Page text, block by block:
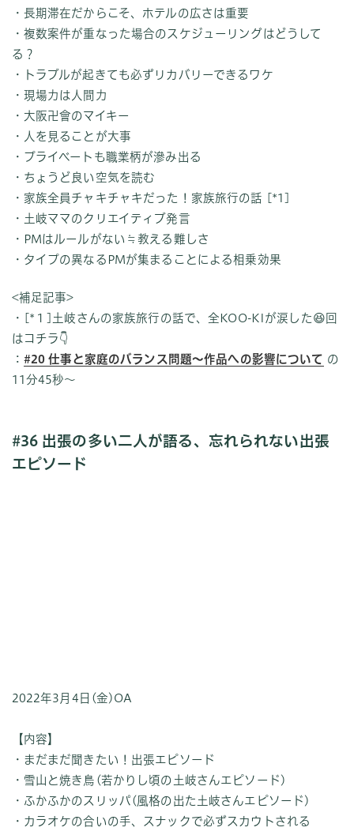
・長期滞在だからこそ、ホテルの広さは重要
・複数案件が重なった場合のスケジューリングはどうして
る？
・トラブルが起きても必ずリカバリーできるワケ
・現場力は人間力
・大阪卍會のマイキー
・人を見ることが大事
・プライベートも職業柄が滲み出る
・ちょうど良い空気を読む
・家族全員チャキチャキだった！家族旅行の話 [*1]
・土岐ママのクリエイティブ発言
・PMはルールがない≒教える難しさ
・タイプの異なるPMが集まることによる相乗効果
<補足記事>
・[*１]土岐さんの家族旅行の話で、全KOO-KIが涙した😆回
はコチラ👇
： #20 仕事と家庭のバランス問題〜作品への影響について の
11分45秒〜
#36 出張の多い二人が語る、忘れられない出張
エピソード
2022年3月4日(金)OA
【内容】
・まだまだ聞きたい！出張エピソード
・雪山と焼き鳥(若かりし頃の土岐さんエピソード)
・ふかふかのスリッパ(風格の出た土岐さんエピソード)
・カラオケの合いの手、スナックで必ずスカウトされる